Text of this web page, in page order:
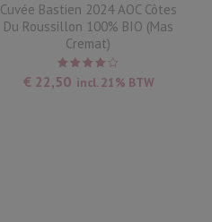
Cuvée Bastien 2024 AOC Côtes
Du Roussillon 100% BIO (Mas
Cremat)
Waardering
4.00uit
€ 22,50 incl. 21% BTW